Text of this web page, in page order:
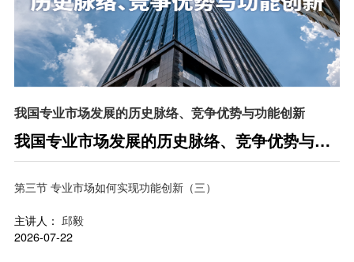
我国专业市场发展的历史脉络、竞争优势与功能创新
我国专业市场发展的历史脉络、竞争优势与功
能创新
第三节 专业市场如何实现功能创新（三）
主讲人： 邱毅
2026-07-22